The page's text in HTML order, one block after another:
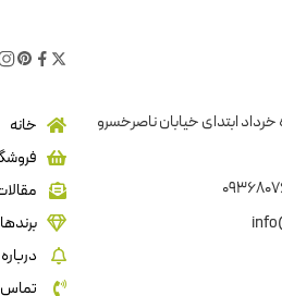
خرداد ابتدای خیابان ناصرخسرو
خانه
برندها
تماس